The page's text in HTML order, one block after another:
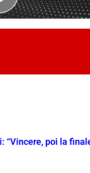
“Vincere, poi la